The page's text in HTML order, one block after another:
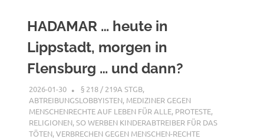
HADAMAR … heute in
Lippstadt, morgen in
Flensburg … und dann?
2026-01-30 XX
§ 218 / 219A STGB,
ABTREIBUNGSLOBBYISTEN, MEDIZINER GEGEN
MENSCHENRECHTE AUF LEBEN FÜR ALLE, PROTESTE,
RELIGIONEN,SO WERBEN KINDERABTREIBER FÜR DAS
TÖTEN,VERBRECHEN GEGEN MENSCHEN-RECHTE